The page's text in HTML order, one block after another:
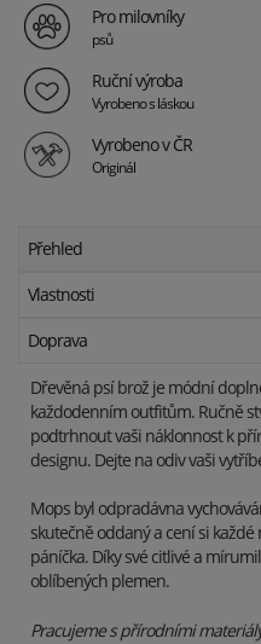
Pro milovníky
psů
Ruční výroba
Vyrobeno s láskou
Vyrobeno v ČR
Originál
Přehled
Vlastnosti
Doprava
Dřevěná psí brož je módní
každodenním outfitům. Ručně
podtrhnout vaši náklonnost k
designu. Dejte na odiv vaši
Mops byl odpradávna
skutečně oddaný a cení si
páníčka. Díky své citlivé a
oblíbených plemen.
Pracujeme s přírodními